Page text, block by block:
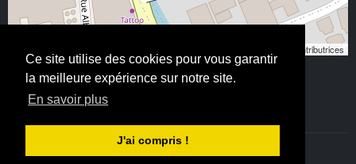
Ce site utilise des cookies pour vous garantir
la meilleure expérience sur notre site.
En savoir plus
J'ai compris !
contributeurs/contributrices
©ETS AMING 2025. Tous droits réservés - All Rights Reserved.